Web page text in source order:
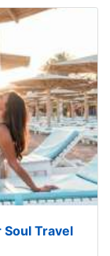
Soul Travel